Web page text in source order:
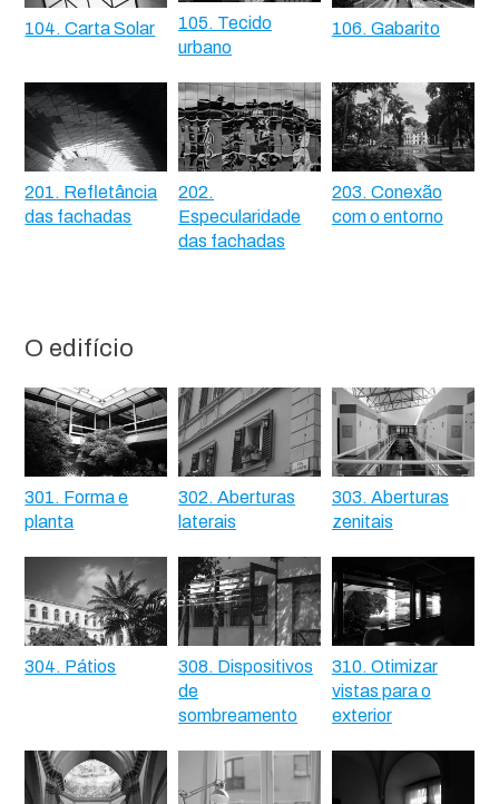
104. Carta Solar
105. Tecido
urbano
106. Gabarito
201. Refletância
das fachadas
202.
Especularidade
das fachadas
203. Conexão
com o entorno
O edifício
301. Forma e
planta
302. Aberturas
laterais
303. Aberturas
zenitais
304. Pátios
308. Dispositivos
de
sombreamento
310. Otimizar
vistas para o
exterior